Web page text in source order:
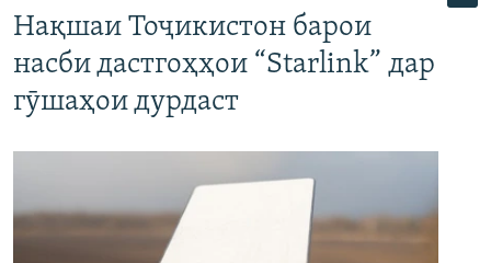
Нақшаи Тоҷикистон барои
насби дастгоҳҳои “Starlink” дар
гӯшаҳои дурдаст